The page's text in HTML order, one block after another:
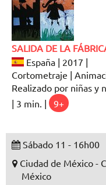
SALIDA DE LA
España | 2017 |
Cortometraje |
Realizado por niñas y
| 3 min. |
9+
Sábado 11 - 16h00
Ciudad de México -
México